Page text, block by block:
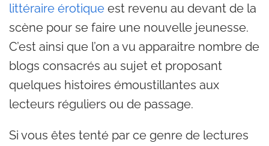
littéraire érotique est revenu au devant de la
scène pour se faire une nouvelle jeunesse.
C’est ainsi que l’on a vu apparaitre nombre de
blogs consacrés au sujet et proposant
quelques histoires émoustillantes aux
lecteurs réguliers ou de passage.
Si vous êtes tenté par ce genre de lectures